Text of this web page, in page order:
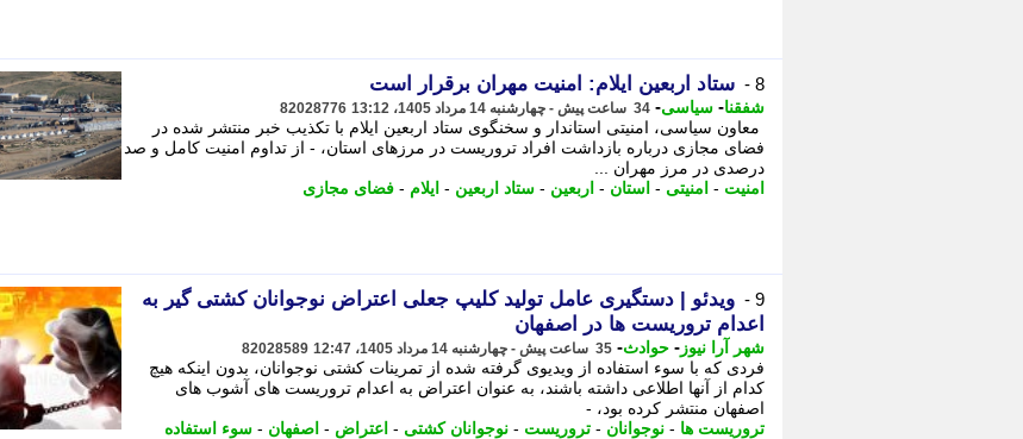
8 - ستاد اربعین ایلام: امنیت مهران برقرار است
شفقنا- سیاسی- 34 ساعت پیش - چهارشنبه 14 مرداد 1405، 13:12 82028776
معاون سیاسی، امنیتی استاندار و سخنگوی ستاد اربعین ایلام با تکذیب خبر منتشر شده در
فضای مجازی درباره بازداشت افراد تروریست در مرزهای استان، - از تداوم امنیت کامل و صد
درصدی در مرز مهران ...
امنیت - امنیتی - استان - اربعین - ستاد اربعین - ایلام - فضای مجازی
9 -
ویدئو | دستگیری عامل تولید کلیپ جعلی اعتراض نوجوانان کشتی گیر به
اعدام تروریست ها در اصفهان
شهر آرا نیوز - حوادث- 35 ساعت پیش - چهارشنبه 14 مرداد 1405، 12:47 82028589
فردی که با سوء استفاده از ویدیوی گرفته شده از تمرینات کشتی نوجوانان، بدون اینکه هیچ
کدام از آنها اطلاعی داشته باشند، به عنوان اعتراض به اعدام تروریست های آشوب های
اصفهان منتشر کرده بود، -
تروریست ها - نوجوانان - تروریست - نوجوانان کشتی - اعتراض - اصفهان - سوء استفاده